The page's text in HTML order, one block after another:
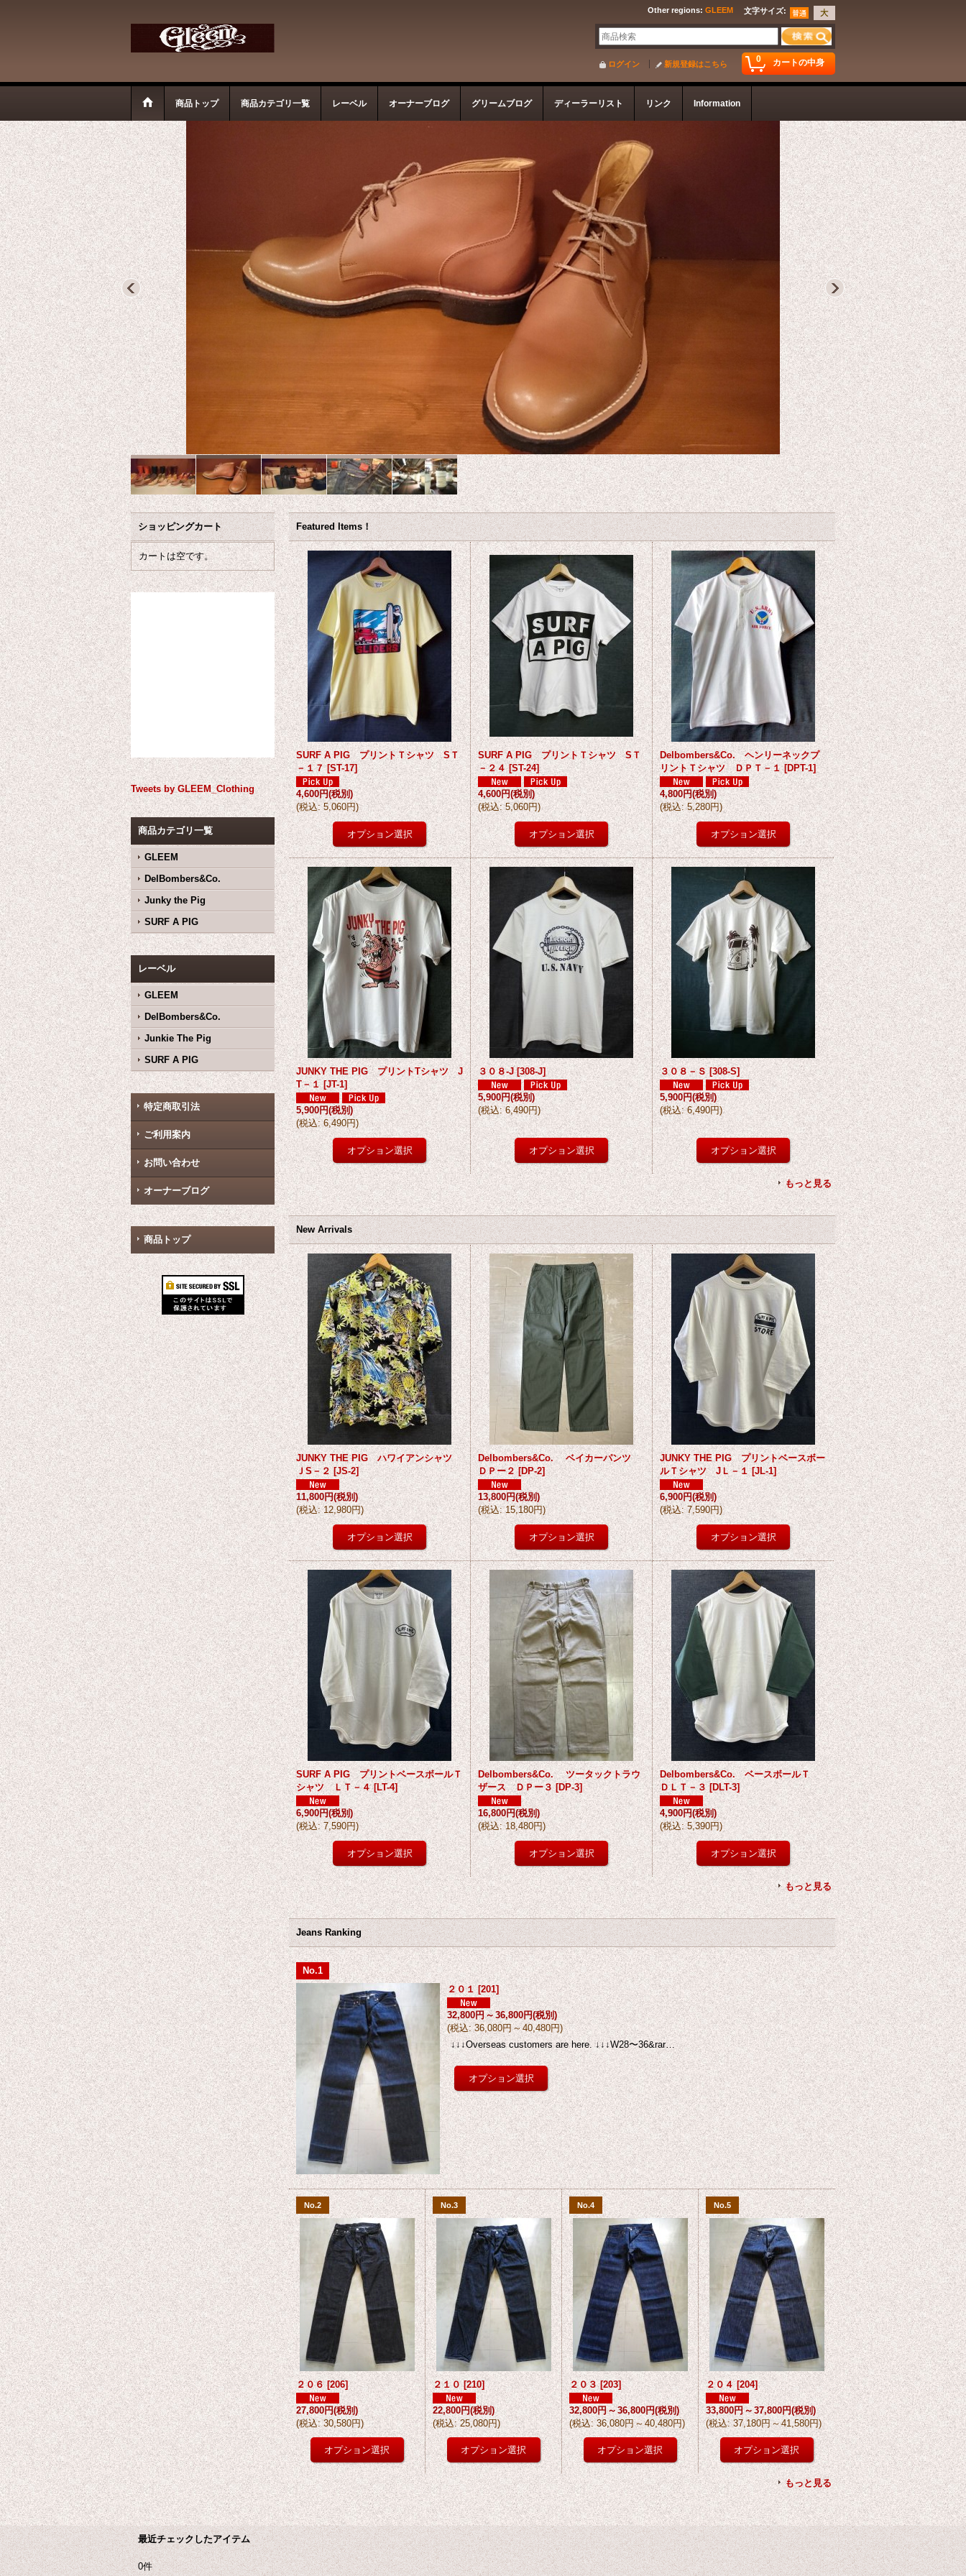
文字サイズ:
Other regions: GLEEM
0 カートの中身
ログイン 新規登録はこちら
商品トップ 商品カテゴリ一覧 レーベル オーナーブログ グリームブログ ディーラーリスト リンク Information
ショッピングカート
カートは空です。
Tweets by GLEEM_Clothing
商品カテゴリ一覧
GLEEM
DelBombers&Co.
Junky the Pig
SURF A PIG
レーベル
GLEEM
DelBombers&Co.
Junkie The Pig
SURF A PIG
特定商取引法
ご利用案内
お問い合わせ
オーナーブログ
商品トップ
Featured Items！
SURF A PIG プリントＴシャツ SＴ
－１７ [ST-17]
4,600円(税別)
(税込: 5,060円)
SURF A PIG プリントＴシャツ SＴ
－２４ [ST-24]
4,600円(税別)
(税込: 5,060円)
Delbombers&Co. ヘンリーネックプ
リントＴシャツ ＤＰＴ－１ [DPT-1]
4,800円(税別)
(税込: 5,280円)
JUNKY THE PIG プリントTシャツ J
T－１ [JT-1]
5,900円(税別)
(税込: 6,490円)
３０８-J [308-J]
5,900円(税別)
(税込: 6,490円)
３０８－Ｓ [308-S]
5,900円(税別)
(税込: 6,490円)
もっと見る
New Arrivals
JUNKY THE PIG ハワイアンシャツ
ＪS－２ [JS-2]
11,800円(税別)
(税込: 12,980円)
Delbombers&Co. ベイカーパンツ
ＤＰー２ [DP-2]
13,800円(税別)
(税込: 15,180円)
JUNKY THE PIG プリントベースボー
ルＴシャツ JＬ－１ [JL-1]
6,900円(税別)
(税込: 7,590円)
SURF A PIG プリントベースボールＴ
シャツ ＬＴ－４ [LT-4]
6,900円(税別)
(税込: 7,590円)
Delbombers&Co. ツータックトラウ
ザース ＤＰー３ [DP-3]
16,800円(税別)
(税込: 18,480円)
Delbombers&Co. ベースボールＴ
ＤＬＴ－３ [DLT-3]
4,900円(税別)
(税込: 5,390円)
もっと見る
Jeans Ranking
No.1
２０１ [201]
32,800円～36,800円(税別)
(税込: 36,080円 ～40,480円)
↓↓↓Overseas customers are here. ↓↓↓W28〜36&rar…
No.2
２０６ [206]
27,800円(税別)
(税込: 30,580円)
No.3
２１０ [210]
22,800円(税別)
(税込: 25,080円)
No.4
２０３ [203]
32,800円 ～36,800円(税別)
(税込: 36,080円～ 40,480円)
No.5
２０４ [204]
33,800円 ～37,800円(税別)
(税込: 37,180円 ～41,580円)
もっと見る
最近チェックしたアイテム
0件